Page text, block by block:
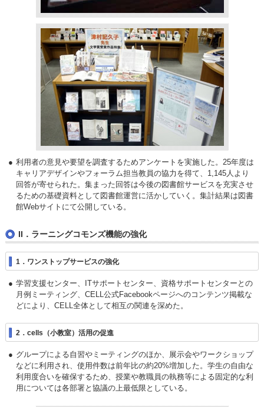
利用者の意見や要望を調査するためアンケートを実施した。25年度は
キャリアデザインやフォーラム担当教員の協力を得て、1,145人より
回答が寄せられた。集まった回答は今後の図書館サービスを充実させ
るための基礎資料として図書館運営に活かしていく。集計結果は図書
館Webサイトにて公開している。
II．ラーニングコモンズ機能の強化
1．ワンストップサービスの強化
学習支援センター、ITサポートセンター、資格サポートセンターとの
月例ミーティング、CELL公式Facebookページへのコンテンツ掲載な
どにより、CELL全体として相互の関連を深めた。
2．cells（小教室）活用の促進
グループによる自習やミーティングのほか、展示会やワークショップ
などに利用され、使用件数は前年比の約20%増加した。学生の自由な
利用度合いを確保するため、授業や教職員の執務等による固定的な利
用については各部署と協議の上最低限としている。